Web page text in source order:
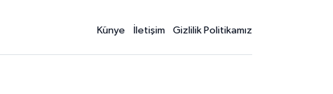
Künye İletişim Gizlilik Politikamız